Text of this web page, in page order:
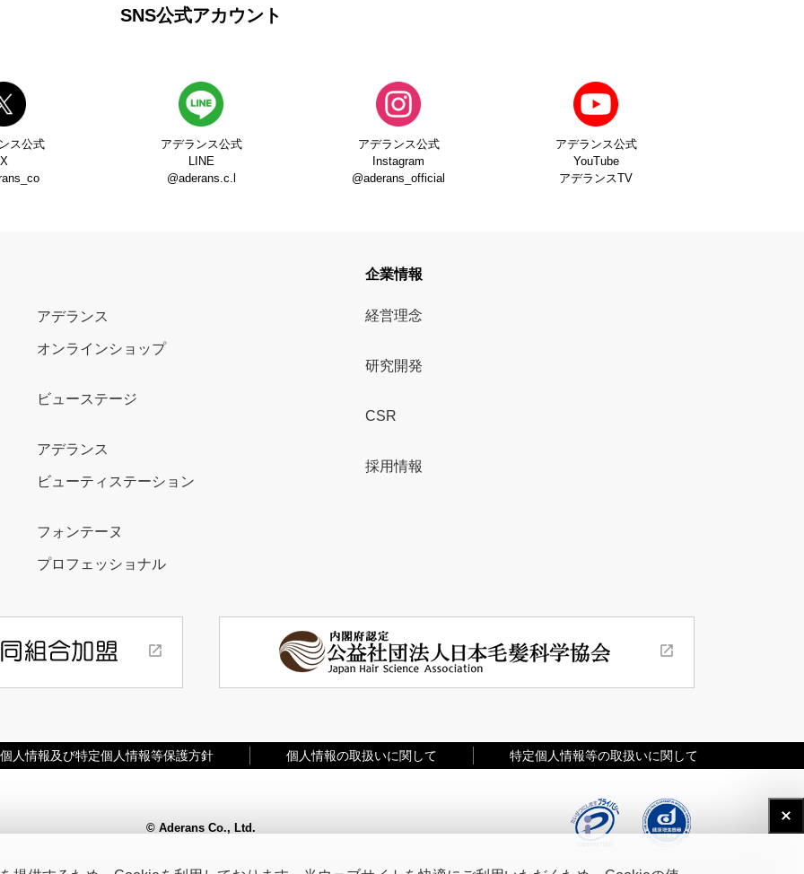
SNS公式アカウント
ス公式
X
アデランス公式
LINE
@aderans.c.l
アデランス公式
Instagram
@aderans_official
アデランス公式
YouTube
アデランスTV
アデランス
オンラインショップ
ビューステージ
アデランス
ビューティステーション
フォンテーヌ
プロフェッショナル
企業情報
経営理念
研究開発
CSR
採用情報
個人情報及び特定個人情報等保護方針 個人情報の取扱いに関して 特定個人情報等の取扱いに関して
© Aderans Co., Ltd.